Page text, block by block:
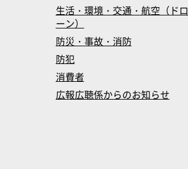
生活・環境・交通・航空（ドロ
ーン）
防災・事故・消防
防犯
消費者
広報広聴係からのお知らせ